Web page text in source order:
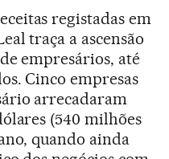
registadas em
traça a ascensão
empresários, até
Cinco empresas
arrecadaram
(540 milhões
quando ainda